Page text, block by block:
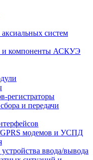
систем
и компоненты АСКУЭ
регистраторы
и передачи
модемов и УСПД
ввода/вывода